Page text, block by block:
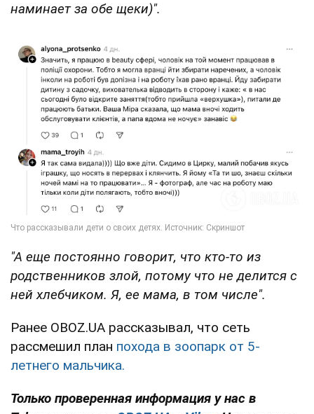
наминает за обе щеки)".
"А еще постоянно говорит, что кто-то из
родственников злой, потому что не делится с
ней хлебчиком. Я, ее мама, в том числе".
Ранее OBOZ.UA рассказывал, что сеть
рассмешил план похода в зоопарк от 5-
летнего мальчика.
Только проверенная информация у нас в